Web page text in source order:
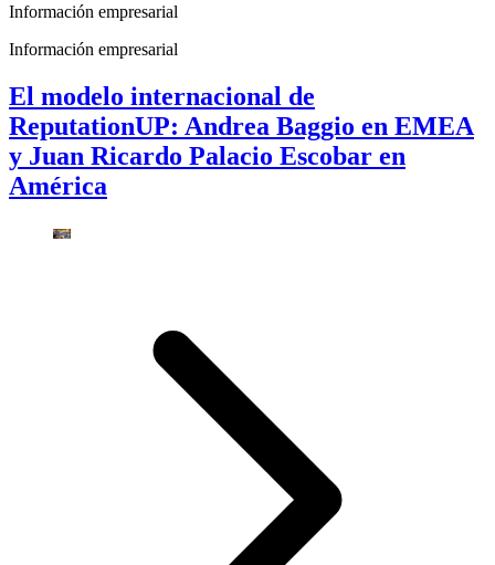
Información empresarial
Información empresarial
El modelo internacional de
ReputationUP: Andrea Baggio en EMEA
y Juan Ricardo Palacio Escobar en
América